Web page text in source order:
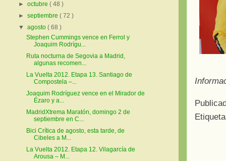
►octubre( 48 )
►septiembre( 72 )
▼agosto( 68 )
Stephen Cummings vence en Ferrol y
Joaquim Rodrígu...
Ruta nocturna de Segovia a Madrid,
algunas recomen...
La Vuelta 2012. Etapa 13. Santiago de
Compostela –...
Joaquim Rodríguez vence en el Mirador de
Ézaro y a...
MadridXtrema Maratón, domingo 2 de
septiembre en C...
Bici Crítica de agosto, esta tarde, de
Cibeles a M...
La Vuelta 2012. Etapa 12. Vilagarcía de
Arousa – M...